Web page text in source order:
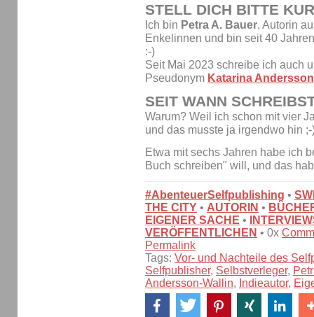
STELL DICH BITTE
Ich bin Petra A. Bauer, Autorin
Enkelinnen und bin seit 40
:-)
Seit Mai 2023 schreibe ich auch
Pseudonym Katarina
SEIT WANN
Warum? Weil ich schon mit vier
und das musste ja irgendwo hin ;-
Etwa mit sechs Jahren habe ich
Buch schreiben" will, und das
#AbenteuerSelfpublishing •
THE CITY • AUTORIN •
EIGENER SACHE •
VERÖFFENTLICHEN • 0x
Permalink
Tags: Vor- und Nachteile des
Selfpublisher, Selbstverleger,
Andersson-Wallin, Indieautor,